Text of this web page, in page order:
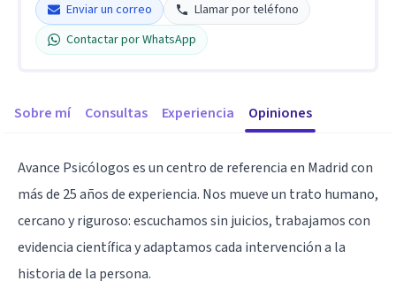
Enviar un correo
Llamar por teléfono
Contactar por WhatsApp
Sobre mí Consultas Experiencia Opiniones
Avance Psicólogos es un centro de referencia en Madrid con
más de 25 años de experiencia. Nos mueve un trato humano,
cercano y riguroso: escuchamos sin juicios, trabajamos con
evidencia científica y adaptamos cada intervención a la
historia de la persona.